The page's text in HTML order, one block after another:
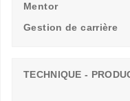
Mentor
Gestion de carrière
TECHNIQUE -